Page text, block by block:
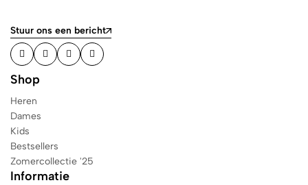
Stuur ons een bericht
Shop
Heren
Dames
Kids
Bestsellers
Zomercollectie '25
Informatie